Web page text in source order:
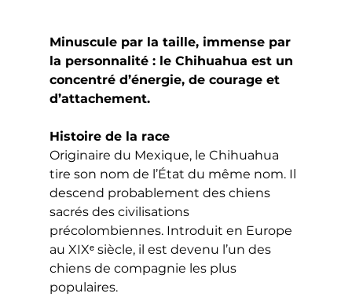
Minuscule par la taille, immense par
la personnalité : le Chihuahua est un
concentré d’énergie, de courage et
d’attachement.
Histoire de la race
Originaire du Mexique, le Chihuahua
tire son nom de l’État du même nom. Il
descend probablement des chiens
sacrés des civilisations
précolombiennes. Introduit en Europe
au XIXᵉ siècle, il est devenu l’un des
chiens de compagnie les plus
populaires.